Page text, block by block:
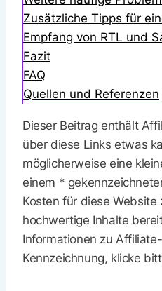
Zusätzliche Tipps für
Empfang von RTL und
Fazit
FAQ
Quellen und Referenzen
Dieser Beitrag enthält
über diese Links etwas
möglicherweise eine
einem *
Kosten für diese Website
hochwertige Inhalte
Informationen zu
Kennzeichnung, klicke